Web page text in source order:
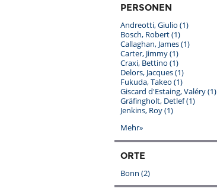
PERSONEN
Andreotti, Giulio (1)
Bosch, Robert(1)
Callaghan, James(1)
Carter, Jimmy(1)
Craxi, Bettino (1)
Delors, Jacques(1)
Fukuda, Takeo (1)
Giscard d'Estaing, Valéry(1)
Gräfingholt, Detlef(1)
Jenkins, Roy(1)
Mehr»
ORTE
Bonn (2)